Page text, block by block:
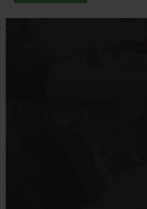
,